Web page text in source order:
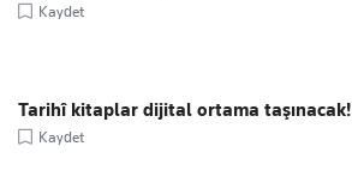
Kaydet
Tarihî kitaplar dijital ortama taşınacak!
Kaydet